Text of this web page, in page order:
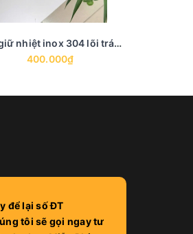
Bình giữ nhiệt inox 304 lõi tráng men in khắc logo - BGN 21
400.000₫
để lại số ĐT
tôi sẽ gọi ngay tư